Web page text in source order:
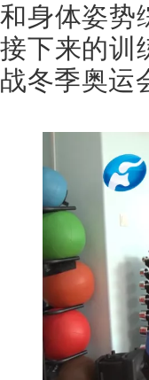
和身体姿势
接下来的训
战冬季奥运